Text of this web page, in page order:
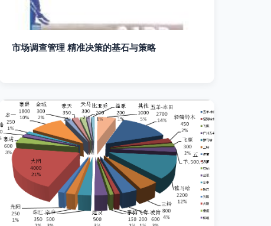
市场调查管理 精准决策的基石与策略